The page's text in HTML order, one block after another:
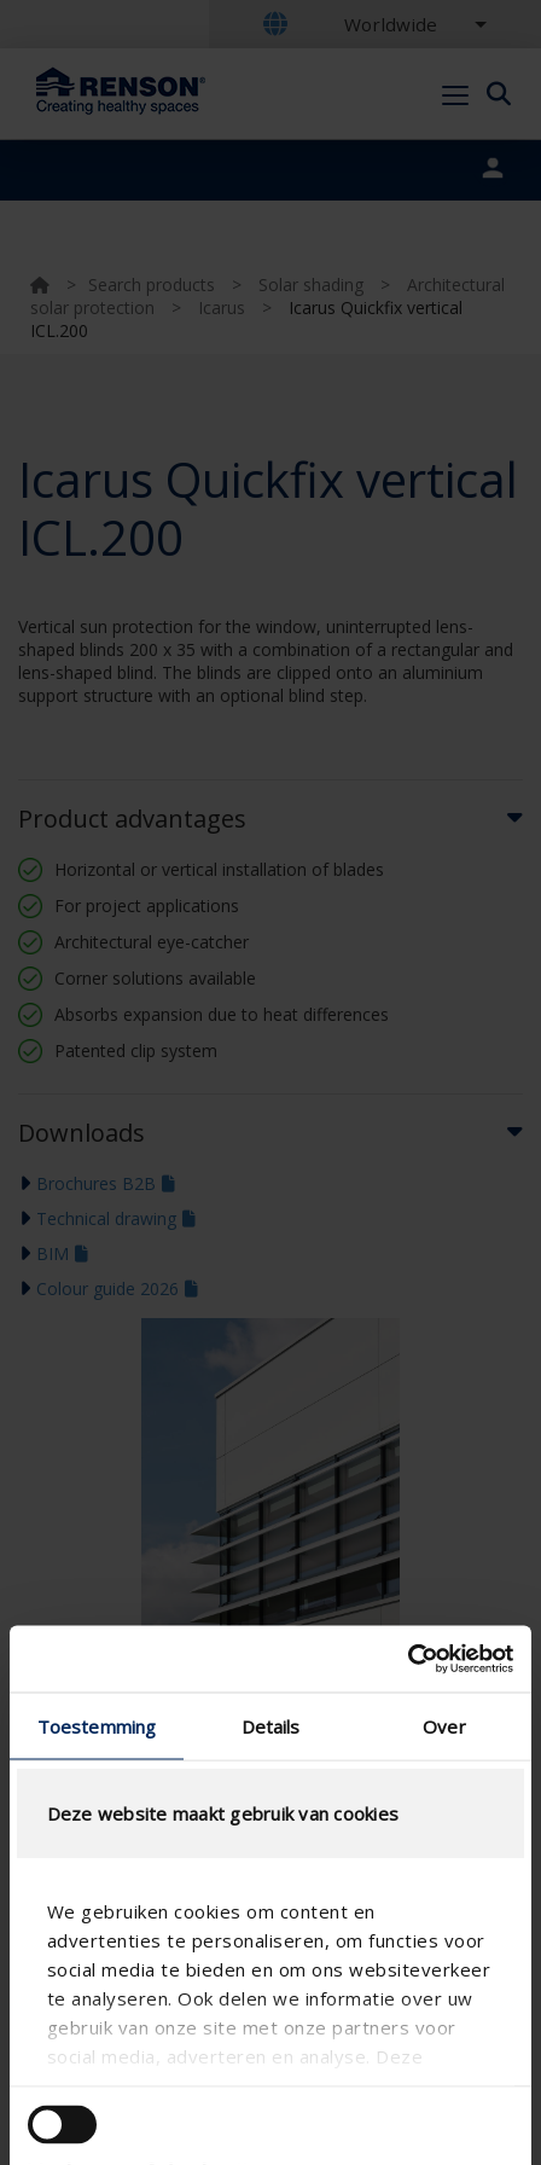
Toestemming Details Over
Deze website maakt gebruik van cookies
We gebruiken cookies om content en
advertenties te personaliseren, om functies voor
social media te bieden en om ons websiteverkeer
te analyseren. Ook delen we informatie over uw
gebruik van onze site met onze partners voor
social media, adverteren en analyse. Deze
andere informatie die u aan ze heeft verstrekt of
die ze hebben verzameld op basis van uw gebruik
Worldwide
> Search products > Solar shading >
Architectural
solar protection
> Icarus >
Icarus Quickfix vertical
ICL.200
Icarus Quickfix vertical
ICL.200
Vertical sun protection for the window, uninterrupted lens-
shaped blinds 200 x 35 with a combination of a rectangular and
lens-shaped blind. The blinds are clipped onto an aluminium
support structure with an optional blind step.
Product advantages
Horizontal or vertical installation of blades
For project applications
Architectural eye-catcher
Corner solutions available
Absorbs expansion due to heat differences
Patented clip system
Downloads
Brochures B2B
Technical drawing
BIM
Colour guide 2026
Technical specifications
Alignment
Vertical
Blade shape